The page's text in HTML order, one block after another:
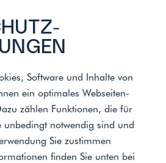
Software und Inhalte von
ein optimales Webseiten-
zählen Funktionen, die für
unbedingt notwendig sind und
Sie zustimmen
finden Sie unten bei